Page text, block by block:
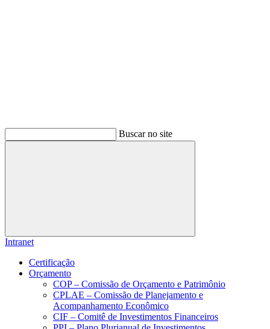
Buscar no site
Buscar
Intranet
Certificação
Orçamento
COP – Comissão de Orçamento e Patrimônio
CPLAE – Comissão de Planejamento e
Acompanhamento Econômico
CIF – Comitê de Investimentos Financeiros